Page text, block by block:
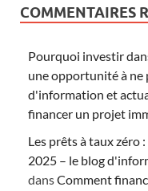
COMMENTAIRES
Pourquoi investir
une opportunité à ne
d'information et
financer un projet
Les prêts à taux zéro
2025 – le blog
dansComment